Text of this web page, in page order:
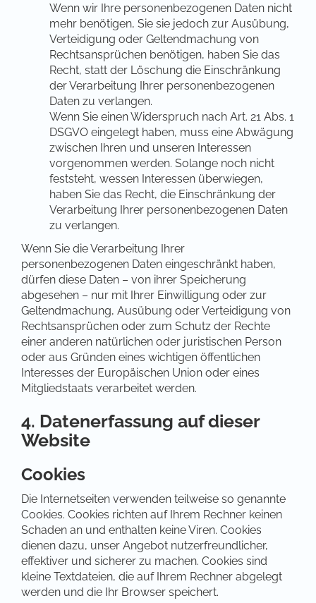
Wenn wir Ihre personenbezogenen Daten nicht
mehr benötigen, Sie sie jedoch zur Ausübung,
Verteidigung oder Geltendmachung von
Rechtsansprüchen benötigen, haben Sie das
Recht, statt der Löschung die Einschränkung
der Verarbeitung Ihrer personenbezogenen
Daten zu verlangen.
Wenn Sie einen Widerspruch nach Art. 21 Abs. 1
DSGVO eingelegt haben, muss eine Abwägung
zwischen Ihren und unseren Interessen
vorgenommen werden. Solange noch nicht
feststeht, wessen Interessen überwiegen,
haben Sie das Recht, die Einschränkung der
Verarbeitung Ihrer personenbezogenen Daten
zu verlangen.
Wenn Sie die Verarbeitung Ihrer
personenbezogenen Daten eingeschränkt haben,
dürfen diese Daten – von ihrer Speicherung
abgesehen – nur mit Ihrer Einwilligung oder zur
Geltendmachung, Ausübung oder Verteidigung von
Rechtsansprüchen oder zum Schutz der Rechte
einer anderen natürlichen oder juristischen Person
oder aus Gründen eines wichtigen öffentlichen
Interesses der Europäischen Union oder eines
Mitgliedstaats verarbeitet werden.
4. Datenerfassung auf dieser
Website
Cookies
Die Internetseiten verwenden teilweise so genannte
Cookies. Cookies richten auf Ihrem Rechner keinen
Schaden an und enthalten keine Viren. Cookies
dienen dazu, unser Angebot nutzerfreundlicher,
effektiver und sicherer zu machen. Cookies sind
kleine Textdateien, die auf Ihrem Rechner abgelegt
werden und die Ihr Browser speichert.